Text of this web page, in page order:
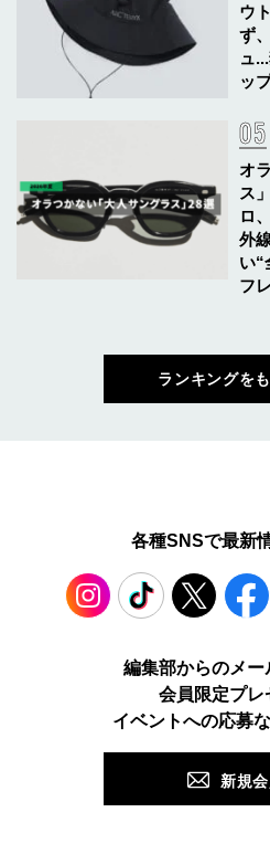
ウ
ず
ュ
ッ
オ
ス
ロ
外
い“
フ
ランキングを
各種SNSで最新
TikTok
編集部からのメー
会員限定プレ
イベントへの応募
新規